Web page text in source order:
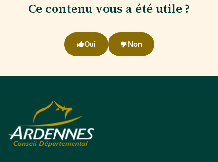
Ce contenu vous a été utile ?
Oui Non